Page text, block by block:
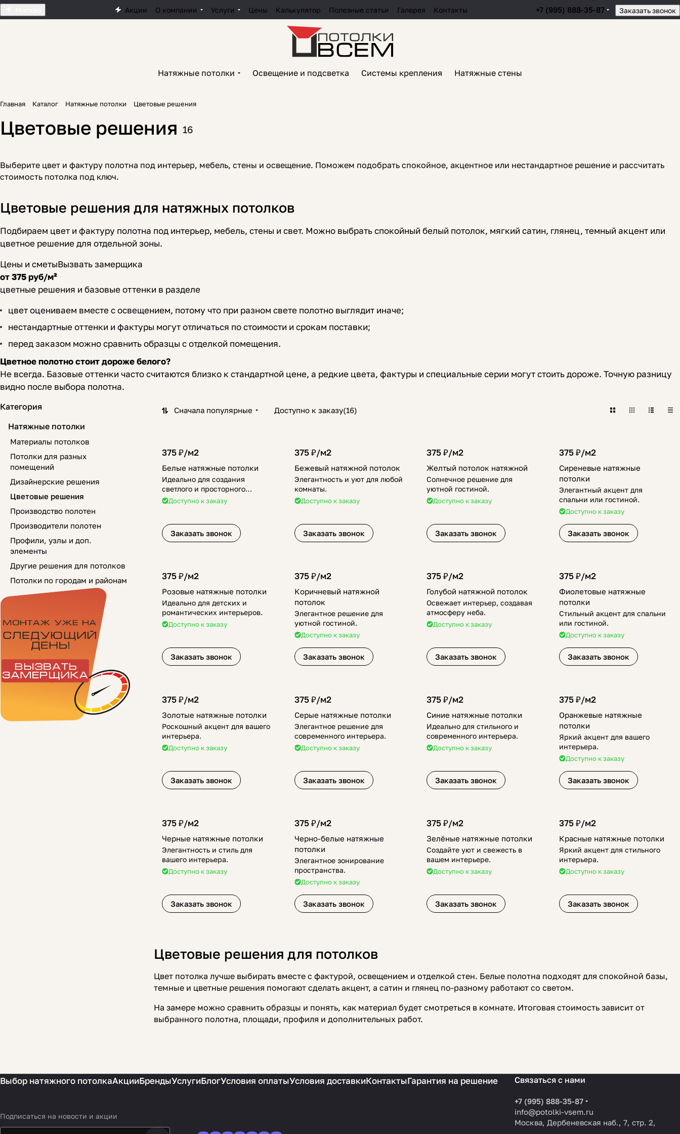
Акции О компании Услуги Цены Калькулятор Полезные статьи Галерея Контакты +7 (995) 888-35-87 Заказать звонок
Натяжные потолки Освещение и подсветка Системы крепления Натяжные стены
Главная Каталог Натяжные потолки Цветовые решения
Цветовые решения 16
Выберите цвет и фактуру полотна под интерьер, мебель, стены и освещение. Поможем подобрать спокойное, акцентное или нестандартное решение и рассчитать
стоимость потолка под ключ.
Цветовые решения для натяжных потолков
Подбираем цвет и фактуру полотна под интерьер, мебель, стены и свет. Можно выбрать спокойный белый потолок, мягкий сатин, глянец, темный акцент или
цветное решение для отдельной зоны.
Цены и сметыВызвать замерщика
от 375 руб/м²
цветные решения и базовые оттенки в разделе
цвет оцениваем вместе с освещением, потому что при разном свете полотно выглядит иначе;
нестандартные оттенки и фактуры могут отличаться по стоимости и срокам поставки;
перед заказом можно сравнить образцы с отделкой помещения.
Цветное полотно стоит дороже белого?
Не всегда. Базовые оттенки часто считаются близко к стандартной цене, а редкие цвета, фактуры и специальные серии могут стоить дороже. Точную разницу
видно после выбора полотна.
Сначала популярные Доступно к заказу(16)
375 ₽/м2
Белые натяжные потолки
Идеально для создания
светлого и просторного
интерьера.
Доступно к заказу
Заказать звонок
375 ₽/м2
Бежевый натяжной потолок
Элегантность и уют для любой
комнаты.
Доступно к заказу
Заказать звонок
375 ₽/м2
Желтый потолок натяжной
Солнечное решение для
уютной гостиной.
Доступно к заказу
Заказать звонок
375 ₽/м2
Сиреневые натяжные
потолки
Элегантный акцент для
спальни или гостиной.
Доступно к заказу
Заказать звонок
375 ₽/м2
Розовые натяжные потолки
Идеально для детских и
романтических интерьеров.
Доступно к заказу
Заказать звонок
375 ₽/м2
Коричневый натяжной
потолок
Элегантное решение для
уютной гостиной.
Доступно к заказу
Заказать звонок
375 ₽/м2
Голубой натяжной потолок
Освежает интерьер, создавая
атмосферу неба.
Доступно к заказу
Заказать звонок
375 ₽/м2
Фиолетовые натяжные
потолки
Стильный акцент для спальни
или гостиной.
Доступно к заказу
Заказать звонок
375 ₽/м2
Золотые натяжные потолки
Роскошный акцент для вашего
интерьера.
Доступно к заказу
Заказать звонок
375 ₽/м2
Серые натяжные потолки
Элегантное решение для
современного интерьера.
Доступно к заказу
Заказать звонок
375 ₽/м2
Синие натяжные потолки
Идеально для стильного и
современного интерьера.
Доступно к заказу
Заказать звонок
375 ₽/м2
Оранжевые натяжные
потолки
Яркий акцент для вашего
интерьера.
Доступно к заказу
Заказать звонок
375 ₽/м2
Черные натяжные потолки
Элегантность и стиль для
вашего интерьера.
Доступно к заказу
Заказать звонок
375 ₽/м2
Черно-белые натяжные
потолки
Элегантное зонирование
пространства.
Доступно к заказу
Заказать звонок
375 ₽/м2
Зелёные натяжные потолки
Создайте уют и свежесть в
вашем интерьере.
Доступно к заказу
Заказать звонок
375 ₽/м2
Красные натяжные потолки
Яркий акцент для стильного
интерьера.
Доступно к заказу
Заказать звонок
Цветовые решения для потолков
Цвет потолка лучше выбирать вместе с фактурой, освещением и отделкой стен. Белые полотна подходят для спокойной базы,
темные и цветные решения помогают сделать акцент, а сатин и глянец по-разному работают со светом.
На замере можно сравнить образцы и понять, как материал будет смотреться в комнате. Итоговая стоимость зависит от
выбранного полотна, площади, профиля и дополнительных работ.
Категория
Натяжные потолки
Материалы потолков
Потолки для разных
помещений
Дизайнерские решения
Цветовые решения
Производство полотен
Производители полотен
Профили, узлы и доп.
элементы
Другие решения для потолков
Потолки по городам и районам
Выбор натяжного потолкаАкцииБрендыУслугиБлогУсловия оплатыУсловия доставкиКонтактыГарантия на решение
Подписаться на новости и акции
Связаться с нами
+7 (995) 888-35-87
info@potolki-vsem.ru
Москва, Дербеневская наб., 7, стр. 2,